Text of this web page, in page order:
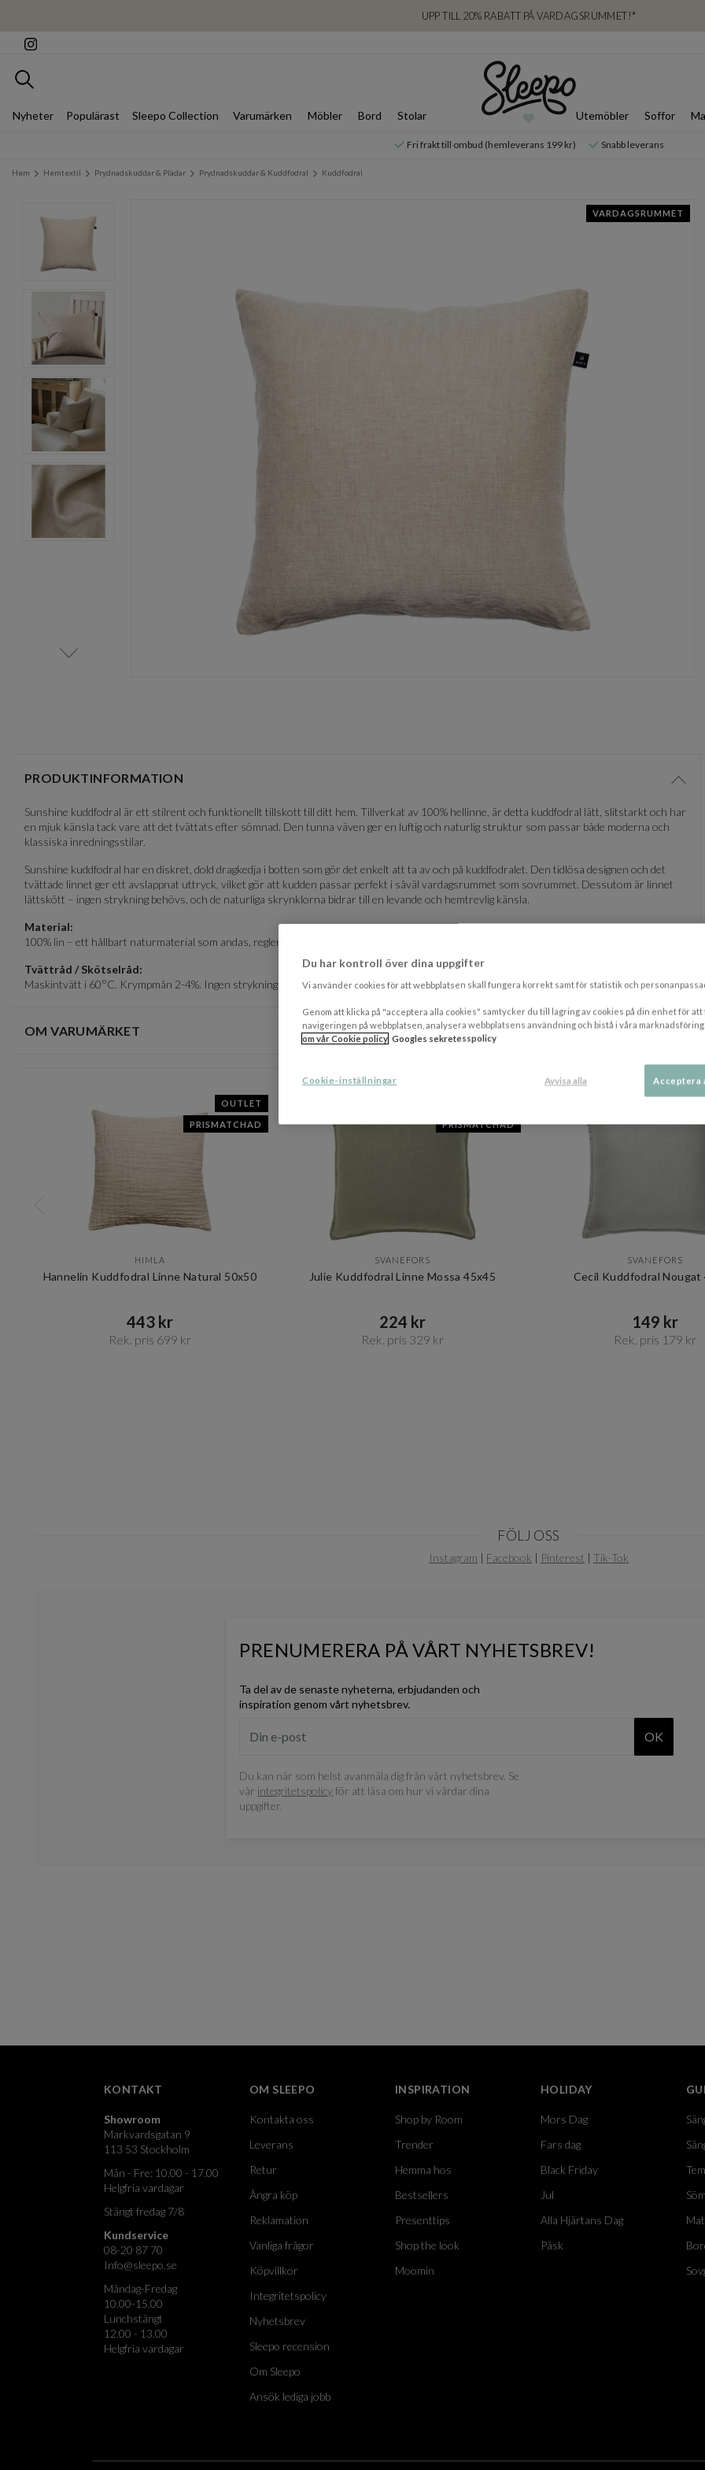
UPP TILL 20% RABATT PÅ VARDAGSRUMMET!*
Sök
Nyheter Populärast Sleepo Collection Varumärken Möbler Bord Stolar Utemöbler Soffor
Fri frakt till ombud (hemleverans 199 kr) Snabb leverans
Hem Hemtextil Prydnadskuddar & Plädar Prydnadskuddar & Kuddfodral Kuddfodral
Item
VARDAGSRUMMET
PRODUKTINFORMATION
Sunshine kuddfodral är ett stilrent och funktionellt tillskott till ditt hem. Tillverkat av 100% hellinne, är detta kuddfodral lätt, slitstarkt och har
en mjuk känsla tack vare att det tvättats efter sömnad. Den tunna väven ger en luftig och naturlig struktur som passar både moderna och
klassiska inredningsstilar.
Sunshine kuddfodral har en diskret, dold dragkedja i botten som gör det enkelt att ta av och på kuddfodralet. Den tidlösa designen och det
tvättade linnet ger ett avslappnat uttryck, vilket gör att kudden passar perfekt i såväl vardagsrummet som sovrummet. Dessutom är linnet
lättskött – ingen strykning behövs, och de naturliga skrynklorna bidrar till en levande och hemtrevlig känsla.
Material:
100% lin – ett hållbart naturmaterial som andas, reglerar temperatur och blir mjukare med varje tvätt.
Tvättråd / Skötselråd:
Maskintvätt i 60°C. Krympmån 2-4%. Ingen strykning krävs, låt gärna de naturliga skrynklorna ge textilen extra karaktär.
OM VARUMÄRKET
OUTLET
PRISMATCHAD
HIMLA
Hannelin Kuddfodral Linne Natural 50x50
443 kr​​
Rek. pris 699 kr​​
PRISMATCHAD
SVANEFORS
Julie Kuddfodral Linne Mossa 45x45
224 kr​​
Rek. pris 329 kr​​
SVANEFORS
Cecil Kuddfodral Nougat
149 kr​​
Rek. pris 179 kr​​
FÖLJ OSS
Instagram | Facebook | Pinterest | Tik-Tok
PRENUMERERA PÅ VÅRT NYHETSBREV!
Ta del av de senaste nyheterna, erbjudanden och
inspiration genom vårt nyhetsbrev.
OK
Du kan när som helst avanmäla dig från vårt nyhetsbrev. Se
vår integritetspolicyför att läsa om hur vi vårdar dina
uppgifter.
KONTAKT
Showroom
Markvardsgatan 9
113 53 Stockholm
Mån - Fre: 10.00 - 17.00
Helgfria vardagar
Stängt fredag 7/8
Kundservice
08-20 87 70
Info@sleepo.se
Måndag-Fredag
10.00-15.00
Lunchstängt
12.00 - 13.00
Helgfria vardagar
OM SLEEPO
Kontakta oss
Leverans
Retur
Ångra köp
Reklamation
Vanliga frågor
Köpvillkor
Integritetspolicy
Nyhetsbrev
Sleepo recension
Om Sleepo
Ansök lediga jobb
INSPIRATION
Shop by Room
Trender
Hemma hos
Bestsellers
Presenttips
Shop the look
Moomin
HOLIDAY
Mors Dag
Fars dag
Black Friday
Jul
Alla Hjärtans Dag
Påsk
Du har kontroll över dina uppgifter
Vi använder cookies för att webbplatsen skall fungera korrekt samt för statistik och
Genom att klicka på "acceptera alla cookies" samtycker du till lagring av cookies på din enhet för
navigeringen på webbplatsen, analysera webbplatsens användning och bistå i våra
om vår Cookie policy Googles sekretesspolicy
Cookie-inställningar Avvisa alla Acceptera